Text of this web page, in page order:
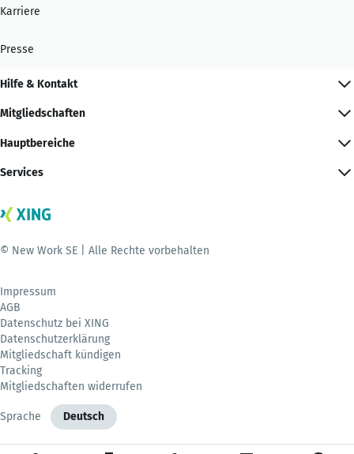
Karriere
Presse
Hilfe & Kontakt
Mitgliedschaften
Hauptbereiche
Services
© New Work SE | Alle Rechte vorbehalten
Impressum
AGB
Datenschutz bei XING
Datenschutzerklärung
Mitgliedschaft kündigen
Tracking
Mitgliedschaften widerrufen
Sprache Deutsch